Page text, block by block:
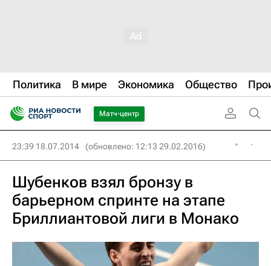
Политика В мире Экономика Общество
Матч-центр
23:39 18.07.2014 (обновлено: 12:13 29.02.2016)
Шубенков взял бронзу в
барьерном спринте на этапе
Бриллиантовой лиги в Монако